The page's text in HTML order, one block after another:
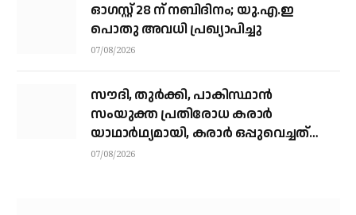
ഓഗസ്റ്റ് 28 ന് നബിദിനം; യു.എ.ഇ
പൊതു അവധി പ്രഖ്യാപിച്ചു
07/08/2026
സൗദി, തുര്‍ക്കി, പാകിസ്ഥാന്‍
സംയുക്ത പ്രതിരോധ കരാര്‍
യാഥാര്‍ഥ്യമായി, കരാര്‍ ഒപ്പുവെച്ചത്
വിശുദ്ധ ഹറമിന്റെ ചാരത്ത്
07/08/2026